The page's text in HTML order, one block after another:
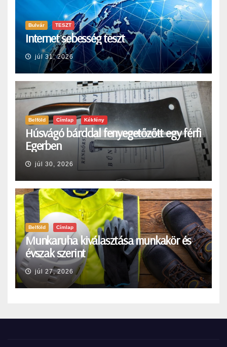
Bulvár TESZT
Internet sebesség teszt
júl 31, 2026
Belföld Címlap Kékfény
Húsvágó bárddal fenyegetőzőtt egy férfi
Egerben
júl 30, 2026
Belföld Címlap
Munkaruha kiválasztása munkakör és
évszak szerint
júl 27, 2026